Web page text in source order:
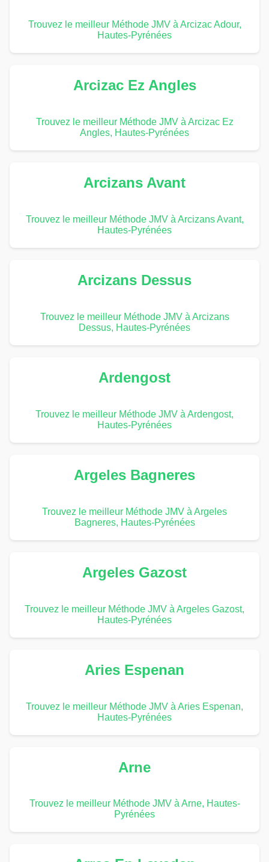
Trouvez le meilleur Méthode JMV à Arcizac Adour,
Hautes-Pyrénées
Arcizac Ez Angles
Trouvez le meilleur Méthode JMV à Arcizac Ez
Angles, Hautes-Pyrénées
Arcizans Avant
Trouvez le meilleur Méthode JMV à Arcizans Avant,
Hautes-Pyrénées
Arcizans Dessus
Trouvez le meilleur Méthode JMV à Arcizans
Dessus, Hautes-Pyrénées
Ardengost
Trouvez le meilleur Méthode JMV à Ardengost,
Hautes-Pyrénées
Argeles Bagneres
Trouvez le meilleur Méthode JMV à Argeles
Bagneres, Hautes-Pyrénées
Argeles Gazost
Trouvez le meilleur Méthode JMV à Argeles Gazost,
Hautes-Pyrénées
Aries Espenan
Trouvez le meilleur Méthode JMV à Aries Espenan,
Hautes-Pyrénées
Arne
Trouvez le meilleur Méthode JMV à Arne, Hautes-
Pyrénées